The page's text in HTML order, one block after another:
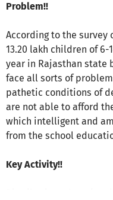
Problem!!
According to the survey
13.20 lakh children of 6-
year in Rajasthan state
face all sorts of
pathetic conditions of
are not able to afford
which intelligent and
from the school
Key Activity!!